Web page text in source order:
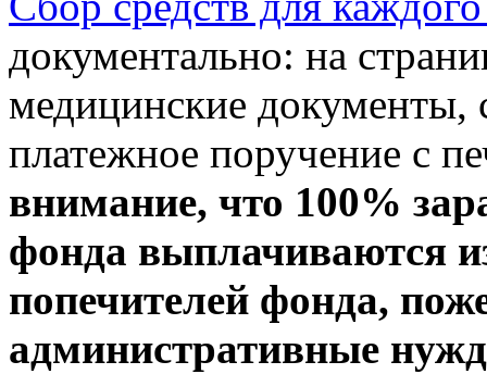
документально: на
медицинские документы,
платежное поручение с
внимание, что 100%
фонда выплачиваются
попечителей фонда,
административные